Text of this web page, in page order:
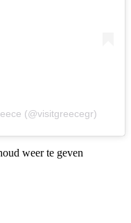
(@visitgreecegr)
weer te geven